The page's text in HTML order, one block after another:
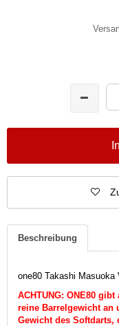
Beschreibung
one80 Takashi Masuoka
ACHTUNG: ONE80
reine Barrelgewicht an
Gewicht des Softdarts,